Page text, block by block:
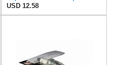
USD 12.58